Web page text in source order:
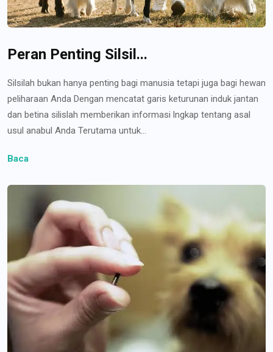
Peran Penting Silsil...
Silsilah bukan hanya penting bagi manusia tetapi juga bagi hewan
peliharaan Anda Dengan mencatat garis keturunan induk jantan
dan betina silislah memberikan informasi lngkap tentang asal
usul anabul Anda Terutama untuk...
Baca